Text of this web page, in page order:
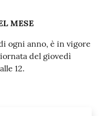
MESE
ogni anno, è in vigore
del giovedì
12.